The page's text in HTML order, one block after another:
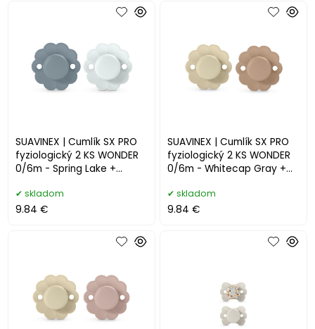
SUAVINEX | Cumlík SX PRO
fyziologický 2 KS WONDER
0/6m - Spring Lake +
skladom
9.84 €
SUAVINEX | Cumlík SX PRO
fyziologický 2 KS WONDER
0/6m - Whitecap Gray +
skladom
9.84 €